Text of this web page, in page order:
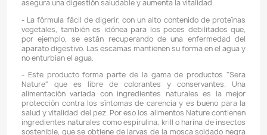
Domicilios en el Valle de Aburrá
Podemos hacer llegar su pedido con un
Valle de Aburrá, este servicio podría tener uncosto
dependerá de su ubicación y del valor total de su pedido.
están sujetos a disponibilidad logística.